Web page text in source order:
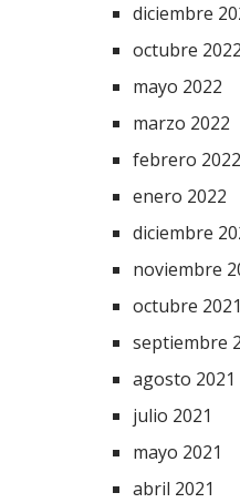
diciembre
octubre 2022
mayo 2022
marzo 2022
febrero 2022
enero 2022
diciembre
noviembre
octubre 2021
septiembre
agosto 2021
julio 2021
mayo 2021
abril 2021